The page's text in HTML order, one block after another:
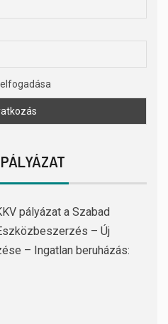
pályázat a Szabad
– Új
– Ingatlan beruházás: